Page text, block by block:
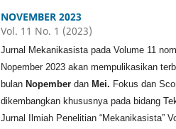
NOVEMBER 2023
Vol. 11 No. 1 (2023)
Jurnal Mekanikasista pada Volume 11
Nopember 2023 akan mempulikasikan
bulan Nopember dan Mei. Fokus dan
dikembangkan khususnya pada bidang
Jurnal Ilmiah Penelitian “Mekanikasista”